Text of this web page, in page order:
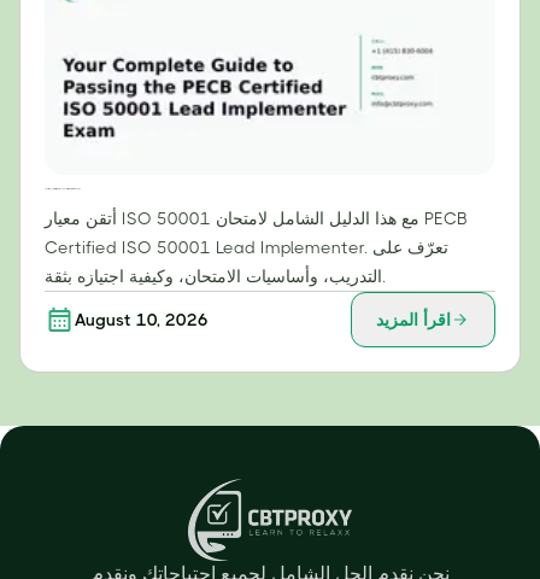
أتقن معيار ISO 50001 مع هذا الدليل الشامل لامتحان PECB
Certified ISO 50001 Lead Implementer. تعرّف على
August 10, 2026 اقرأ المزيد
نحن نقدم الحل الشامل لجميع احتياجاتك ونقدم